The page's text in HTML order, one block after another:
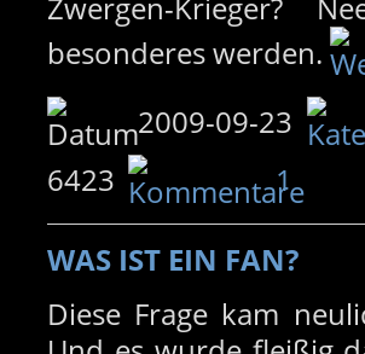
Zwergen-Krieger?
besonderes werden.
2009-09-23
6423
1
WAS IST EIN FAN?
Diese Frage kam